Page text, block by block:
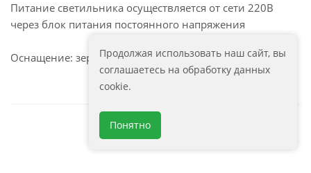
Питание светильника осуществляется от сети 220В
через блок питания постоянного напряжения
Оснащение: зеркало, крепеж, коробка, инструкция.
Характеристики
Продолжая использовать наш сайт, вы
соглашаетесь на обработку данных
cookie.
Понятно